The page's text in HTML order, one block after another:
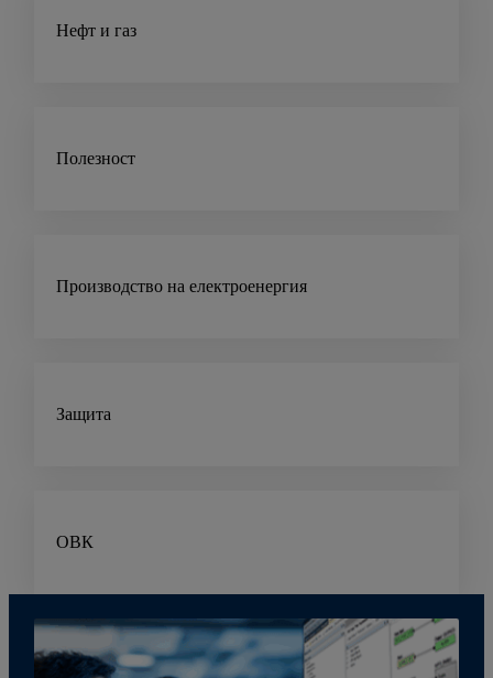
Нефт и газ
Полезност
Производство на електроенергия
Защита
ОВК